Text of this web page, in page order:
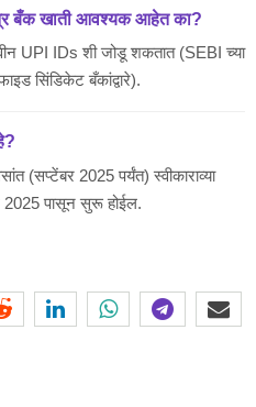
बँक खाती आवश्यक आहेत का?
UPI IDs शी जोडू शकतात (SEBI च्या
सिंडिकेट बँकांद्वारे).
(सप्टेंबर 2025 पर्यंत) स्वीकाराव्या
2025 पासून सुरू होईल.